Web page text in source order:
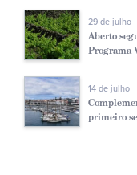
29 de julho
Aberto
Programa
14 de julho
primeiro